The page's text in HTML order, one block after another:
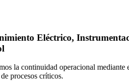
Eléctrico,
la continuidad operacional mediante
procesos críticos.